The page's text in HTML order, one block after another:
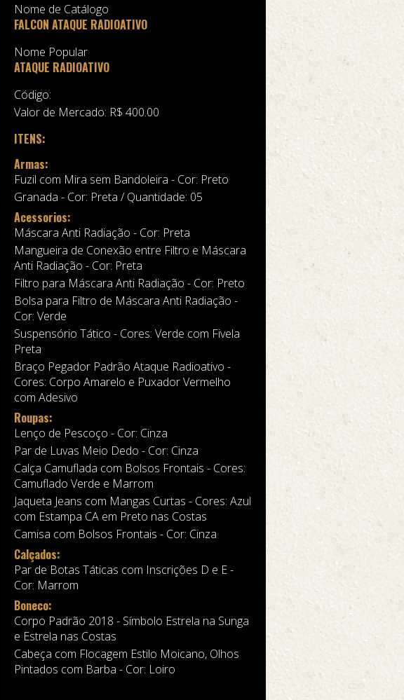
Nome de Catálogo
FALCON ATAQUE RADIOATIVO
Nome Popular
ATAQUE RADIOATIVO
Código:
Valor de Mercado: R$ 400.00
ITENS:
Armas:
Fuzil com Mira sem Bandoleira - Cor: Preto
Granada - Cor: Preta / Quantidade: 05
Acessorios:
Máscara Anti Radiação - Cor: Preta
Mangueira de Conexão entre Filtro e Máscara
Anti Radiação - Cor: Preta
Filtro para Máscara Anti Radiação - Cor: Preto
Bolsa para Filtro de Máscara Anti Radiação -
Cor: Verde
Suspensório Tático - Cores: Verde com Fivela
Preta
Braço Pegador Padrão Ataque Radioativo -
Cores: Corpo Amarelo e Puxador Vermelho
com Adesivo
Roupas:
Lenço de Pescoço - Cor: Cinza
Par de Luvas Meio Dedo - Cor: Cinza
Calça Camuflada com Bolsos Frontais - Cores:
Camuflado Verde e Marrom
Jaqueta Jeans com Mangas Curtas - Cores: Azul
com Estampa CA em Preto nas Costas
Camisa com Bolsos Frontais - Cor: Cinza
Calçados:
Par de Botas Táticas com Inscrições D e E -
Cor: Marrom
Boneco:
Corpo Padrão 2018 - Símbolo Estrela na Sunga
e Estrela nas Costas
Cabeça com Flocagem Estilo Moicano, Olhos
Pintados com Barba - Cor: Loiro